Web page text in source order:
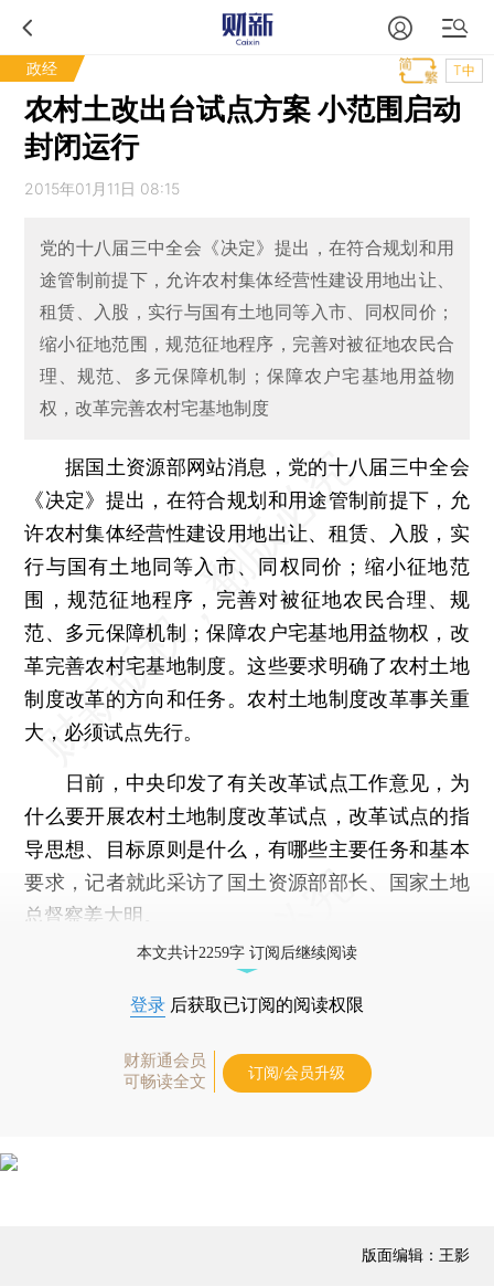
政经 T中
农村土改出台试点方案 小范围启动
封闭运行
2015年01月11日 08:15
党的十八届三中全会《决定》提出，在符合规划和用
途管制前提下，允许农村集体经营性建设用地出让、
租赁、入股，实行与国有土地同等入市、同权同价；
缩小征地范围，规范征地程序，完善对被征地农民合
理、规范、多元保障机制；保障农户宅基地用益物
权，改革完善农村宅基地制度
据国土资源部网站消息，党的十八届三中全会
《决定》提出，在符合规划和用途管制前提下，允
许农村集体经营性建设用地出让、租赁、入股，实
行与国有土地同等入市、同权同价；缩小征地范
围，规范征地程序，完善对被征地农民合理、规
范、多元保障机制；保障农户宅基地用益物权，改
革完善农村宅基地制度。这些要求明确了农村土地
制度改革的方向和任务。农村土地制度改革事关重
大，必须试点先行。
日前，中央印发了有关改革试点工作意见，为
什么要开展农村土地制度改革试点，改革试点的指
导思想、目标原则是什么，有哪些主要任务和基本
要求，记者就此采访了国土资源部部长、国家土地
总督察姜大明。
本文共计2259字 订阅后继续阅读
登录 后获取已订阅的阅读权限
财新通会员
可畅读全文
订阅/会员升级
版面编辑：王影